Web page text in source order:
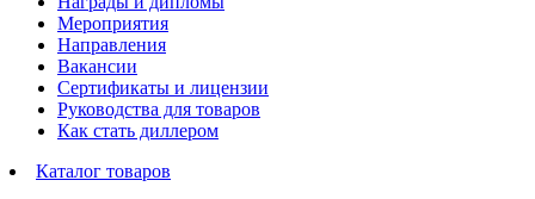
Мероприятия
Направления
Вакансии
Сертификаты и лицензии
Руководства для товаров
Как стать диллером
Каталог товаров